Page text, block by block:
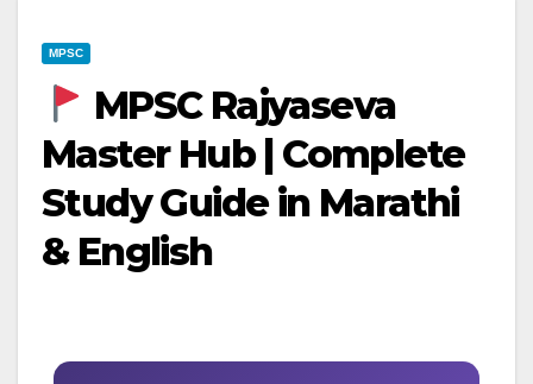
MPSC
MPSC Rajyaseva
Master Hub | Complete
Study Guide in Marathi
& English